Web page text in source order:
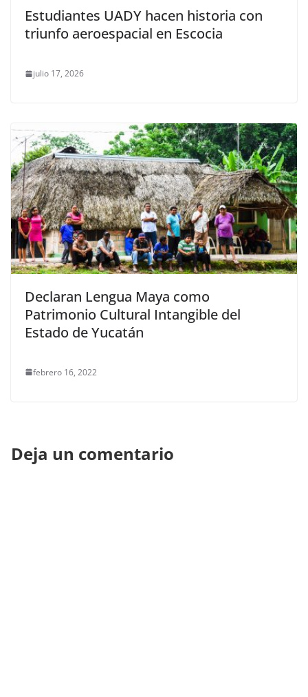
Estudiantes UADY hacen historia con
triunfo aeroespacial en Escocia
julio 17, 2026
Declaran Lengua Maya como
Patrimonio Cultural Intangible del
Estado de Yucatán
febrero 16, 2022
Deja un comentario